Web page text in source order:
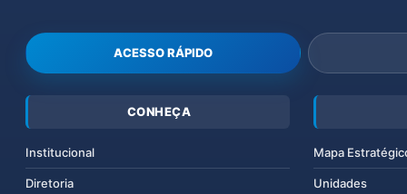
ACESSO RÁPIDO
CONHEÇA
Institucional
Diretoria
Mapa
Unidades